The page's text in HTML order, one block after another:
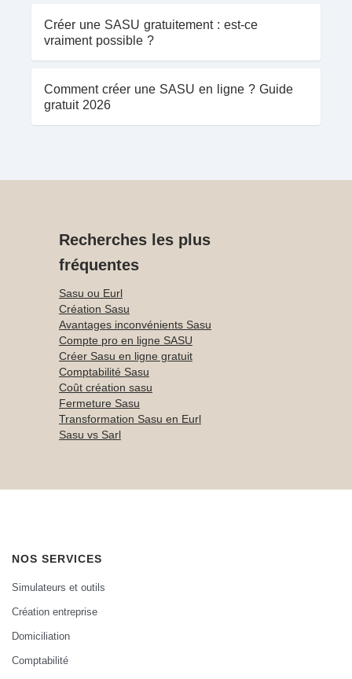
Créer une SASU gratuitement : est-ce
vraiment possible ?
Comment créer une SASU en ligne ? Guide
gratuit 2026
Recherches les plus
fréquentes
Sasu ou Eurl
Création Sasu
Avantages inconvénients Sasu
Compte pro en ligne SASU
Créer Sasu en ligne gratuit
Comptabilité Sasu
Coût création sasu
Fermeture Sasu
Transformation Sasu en Eurl
Sasu vs Sarl
NOS SERVICES
Simulateurs et outils
Création entreprise
Domiciliation
Comptabilité